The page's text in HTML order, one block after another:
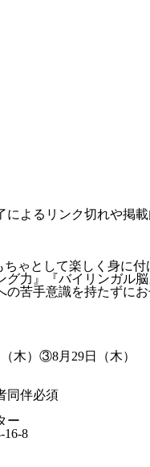
よるリンク切れや掲
ゃとして楽しく身に付
力』『バイリンガル脳
苦手意識を持たずに
木）③8月29日（木）
同伴必須
ー
16-8